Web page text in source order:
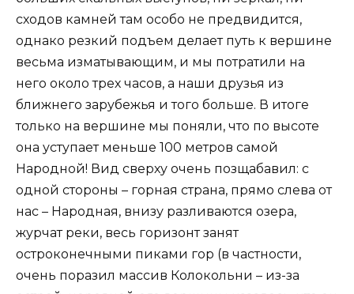
сходов камней там особо не предвидится,
однако резкий подъем делает путь к вершине
весьма изматывающим, и мы потратили на
него около трех часов, а наши друзья из
ближнего зарубежья и того больше. В итоге
только на вершине мы поняли, что по высоте
она уступает меньше 100 метров самой
Народной! Вид сверху очень позщабавил: с
одной стороны – горная страна, прямо слева от
нас – Народная, внизу разливаются озера,
журчат реки, весь горизонт занят
остроконечными пиками гор (в частности,
очень поразил массив Колокольни – из-за